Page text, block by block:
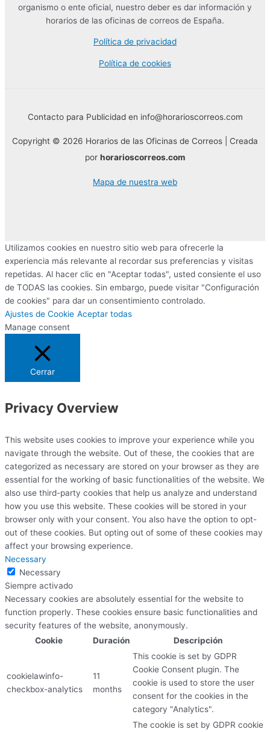
organismo o ente oficial, nuestro deber es dar información y
horarios de las oficinas de correos de España.
Política de privacidad
Política de cookies
Contacto para Publicidad en info@horarioscorreos.com
Copyright © 2026 Horarios de las Oficinas de Correos | Creada
por horarioscorreos.com
Mapa de nuestra web
Utilizamos cookies en nuestro sitio web para ofrecerle la
experiencia más relevante al recordar sus preferencias y visitas
repetidas. Al hacer clic en "Aceptar todas", usted consiente el uso
de TODAS las cookies. Sin embargo, puede visitar "Configuración
de cookies" para dar un consentimiento controlado.
Ajustes de Cookie Aceptar todas
Manage consent
Cerrar
Privacy Overview
This website uses cookies to improve your experience while you
navigate through the website. Out of these, the cookies that are
categorized as necessary are stored on your browser as they are
essential for the working of basic functionalities of the website. We
also use third-party cookies that help us analyze and understand
how you use this website. These cookies will be stored in your
browser only with your consent. You also have the option to opt-
out of these cookies. But opting out of some of these cookies may
affect your browsing experience.
Necessary
Necessary
Siempre activado
Necessary cookies are absolutely essential for the website to
function properly. These cookies ensure basic functionalities and
security features of the website, anonymously.
Cookie
Duración Descripción
cookielawinfo-
checkbox-analytics
11
months
This cookie is set by GDPR
Cookie Consent plugin. The
cookie is used to store the user
consent for the cookies in the
category "Analytics".
The cookie is set by GDPR cookie